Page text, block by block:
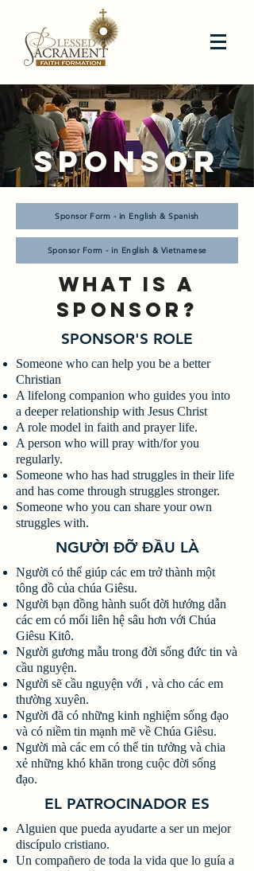
SPONSOR
Sponsor Form - in English & Spanish
Sponsor Form - in English & Vietnamese
WHAT IS A
SPONSOR?
SPONSOR'S ROLE
Someone who can help you be a better
Christian
A lifelong companion who guides you into
a deeper relationship with Jesus Christ
A role model in faith and prayer life.
A person who will pray with/for you
regularly.
Someone who has had struggles in their life
and has come through struggles stronger.
Someone who you can share your own
struggles with.
NGƯỜI ĐỠ ĐẦU LÀ
Người có thể giúp các em trở thành một
tông đồ của chúa Giêsu.
Người bạn đồng hành suốt đời hướng dẫn
các em có mối liên hệ sâu hơn với Chúa
Giêsu Kitô.
Người gương mẫu trong đời sống đức tin và
cầu nguyện.
Người sẽ cầu nguyện với , và cho các em
thường xuyên.
Người đã có những kinh nghiệm sống đạo
và có niềm tin mạnh mẽ về Chúa Giêsu.
Người mà các em có thể tin tưởng và chia
xẻ những khó khăn trong cuộc đời sống
đạo.
EL PATROCINADOR ES
Alguien que pueda ayudarte a ser un mejor
discípulo cristiano.
Un compañero de toda la vida que lo guía a